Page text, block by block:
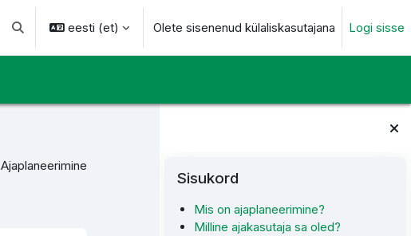
Lülitab otsingu sisendi
eesti ‎(et)‎ Olete sisenenud külaliskasutajana Logi sisse
Plokid
Sisukord
Mis on ajaplaneerimine?
Milline ajakasutaja sa oled?
Ajaplaneerimine